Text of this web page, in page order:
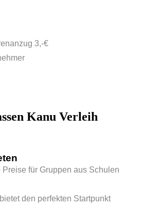
3,-€
Kanu Verleih
Preise für Gruppen aus Schulen
den perfekten Startpunkt